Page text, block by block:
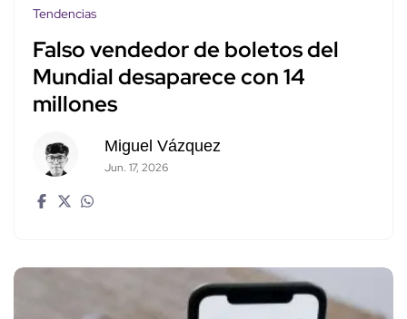
Tendencias
Falso vendedor de boletos del
Mundial desaparece con 14
millones
Miguel Vázquez
Jun. 17, 2026